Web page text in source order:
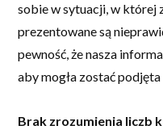
sobie w sytuacji, w której
prezentowane są
pewność, że nasza
aby mogła zostać
Brak zrozumienia liczb